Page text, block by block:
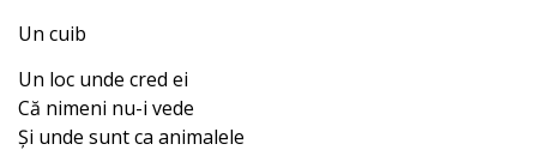
Un cuib
Un loc unde cred ei
Că nimeni nu-i vede
Și unde sunt ca animalele